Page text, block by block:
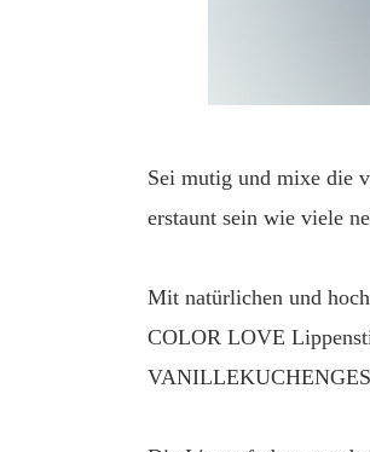
Sei mutig und mixe die
erstaunt sein wie viele
Mit natürlichen und
COLOR LOVE